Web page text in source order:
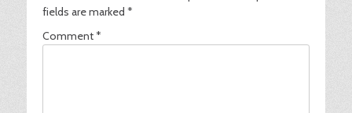
fields are marked *
Comment*